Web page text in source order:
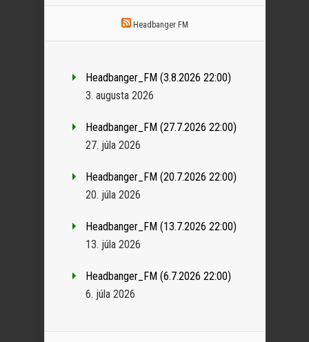
Headbanger FM
Headbanger_FM (3.8.2026 22:00)
3. augusta 2026
Headbanger_FM (27.7.2026 22:00)
27. júla 2026
Headbanger_FM (20.7.2026 22:00)
20. júla 2026
Headbanger_FM (13.7.2026 22:00)
13. júla 2026
Headbanger_FM (6.7.2026 22:00)
6. júla 2026